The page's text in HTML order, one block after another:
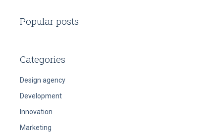
Popular posts
Categories
Design agency
Development
Innovation
Marketing